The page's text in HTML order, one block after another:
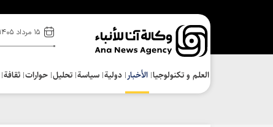
۱۵ مرداد ۱۴۰۵
العلم و تکنولوجیا الأخبار دولية سياسة تحلیل حوارات ثقافة